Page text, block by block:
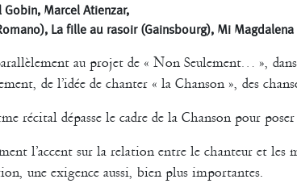
Gobin, Marcel Atienzar,
La fille au rasoir (Gainsbourg), Mi
au projet de « Non Seulement… »,
de l’idée de chanter « la Chanson », des
récital dépasse le cadre de la Chanson pour
l’accent sur la relation entre le chanteur et les
une exigence aussi, bien plus importantes.